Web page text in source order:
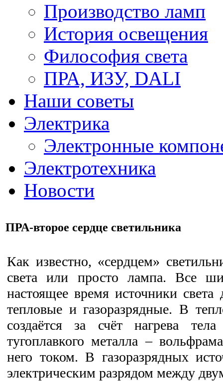
Производство ламп
История освещения
Философия света
ПРА, ИЗУ, DALI
Наши советы
Электрика
Электронные
Электротехника
Новости
ПРА-второе сердце светильника
Как известно, «сердцем»
света или просто лампа. Все
настоящее время источники света
тепловые и газоразрядные. В
создаётся за счёт нагрева
тугоплавкого металла –
него током. В газоразрядных
электрическим разрядом между